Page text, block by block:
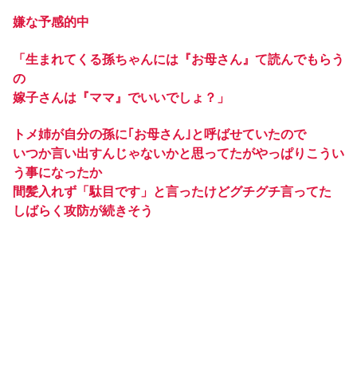
嫌な予感的中
「生まれてくる孫ちゃんには『お母さん』て読んでもらう
の
嫁子さんは『ママ』でいいでしょ？」
トメ姉が自分の孫に｢お母さん｣と呼ばせていたので
いつか言い出すんじゃないかと思ってたがやっぱりこうい
う事になったか
間髪入れず「駄目です」と言ったけどグチグチ言ってた
しばらく攻防が続きそう